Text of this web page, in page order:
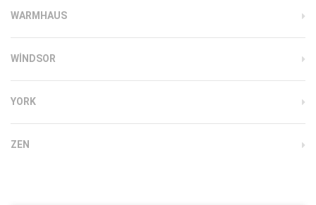
WARMHAUS
WINDSOR
YORK
ZEN